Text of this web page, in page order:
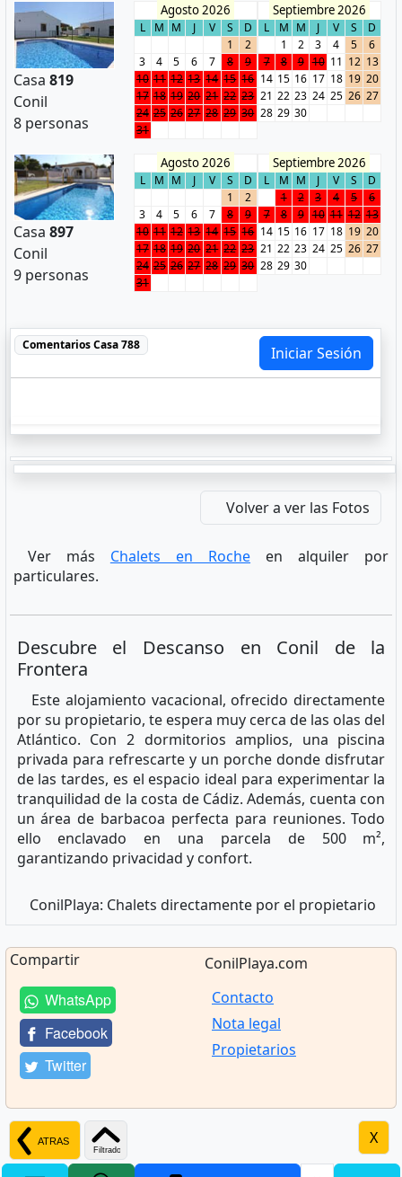
Casa 819
Conil
8 personas
Agosto 2026
L M M J V S
D
1
2
3
4 5 6 7 8
9
10 11 12 13 14 15 16
17 18 19 20 21 22 23
24 25 26 27 28 29 30
31
Septiembre 2026
L M M J V S
D
1
2 3 4 5
6
7
8 9 10 11 12 13
14 15 16 17 18 19 20
21 22 23 24 25 26 27
28 29 30
Casa 897
Conil
9 personas
Agosto 2026
L M M J V S
D
1
2
3
4 5 6 7 8
9
10 11 12 13 14 15 16
17 18 19 20 21 22 23
24 25 26 27 28 29 30
31
Septiembre 2026
L M M J V S
D
1
2 3 4 5
6
7
8 9 10 11 12 13
14 15 16 17 18 19 20
21 22 23 24 25 26 27
28 29 30
ComentariosCasa 788 Iniciar Sesión
Volver a ver las Fotos
Ver más Chalets en Roche en alquiler por
particulares.
Descubre el Descanso en Conil de la
Frontera
Este alojamiento vacacional, ofrecido directamente
por su propietario, te espera muy cerca de las olas del
Atlántico. Con 2 dormitorios amplios, una piscina
privada para refrescarte y un porche donde disfrutar
de las tardes, es el espacio ideal para experimentar la
tranquilidad de la costa de Cádiz. Además, cuenta con
un área de barbacoa perfecta para reuniones. Todo
ello enclavado en una parcela de 500 m²,
garantizando privacidad y confort.
ConilPlaya: Chalets directamente por el propietario
X
Compartir
WhatsApp
Facebook
Twitter
ConilPlaya.com
Contacto
Nota legal
Propietarios